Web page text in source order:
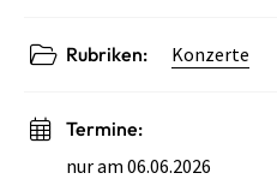
Rubriken: Konzerte
Termine:
nur am 06.06.2026